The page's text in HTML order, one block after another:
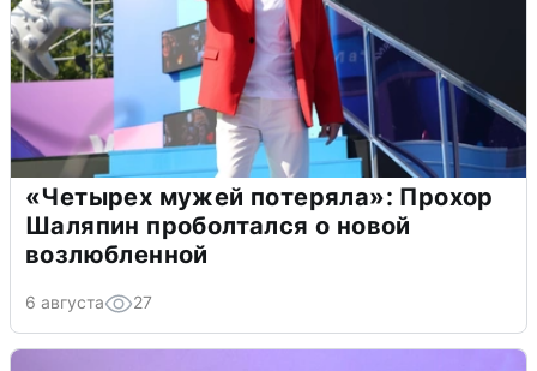
«Четырех мужей потеряла»: Прохор
Шаляпин проболтался о новой
возлюбленной
6 августа 27